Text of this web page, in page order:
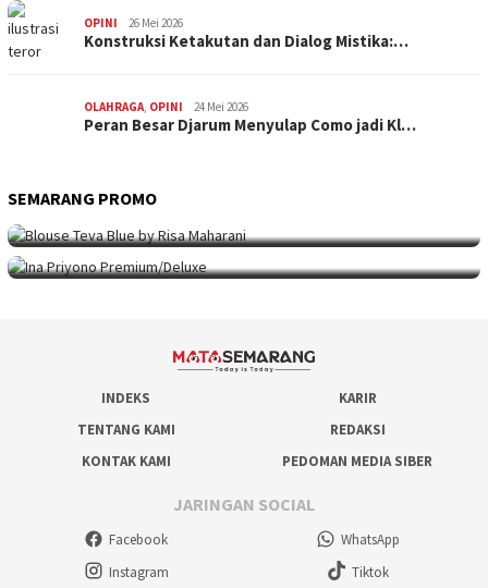
OPINI 26 Mei 2026
Konstruksi Ketakutan dan Dialog Mistika:…
OLAHRAGA, OPINI 24 Mei 2026
Peran Besar Djarum Menyulap Como jadi Kl…
SEMARANG PROMO
SEMARANG PROMO 9 Mei 2026
SEMARANG PROMO 5 Mei 2026
Intip Koleksi Ina Priyono, Jenama Fesyen…
INDEKS
KARIR
TENTANG KAMI
REDAKSI
KONTAK KAMI
PEDOMAN MEDIA SIBER
JARINGAN SOCIAL
Facebook
WhatsApp
Instagram
Tiktok